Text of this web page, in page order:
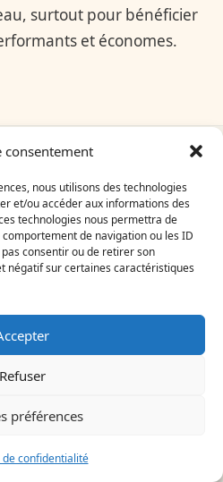
consentement
nous utilisons des technologies
et/ou accéder aux informations des
technologies nous permettra de
de navigation ou les ID
consentir ou de retirer son
négatif sur certaines caractéristiques
Refuser
préférences
de confidentialité
surtout pour bénéficier
et économes.
même